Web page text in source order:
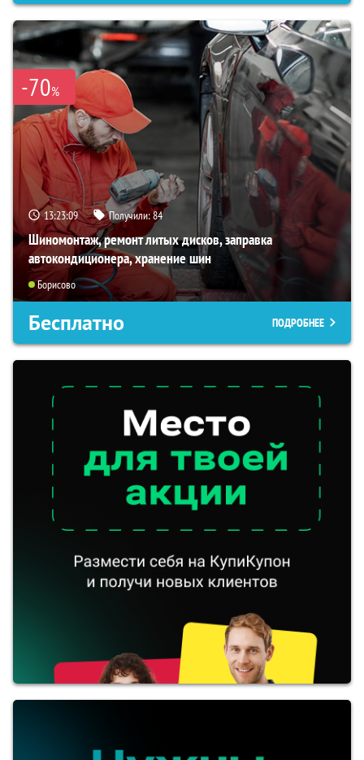
-70%
13:23:08 Получили:84
Шиномонтаж, ремонт литых дисков, заправка
автокондиционера, хранение шин
Борисово
Бесплатно ПОДРОБНЕЕ